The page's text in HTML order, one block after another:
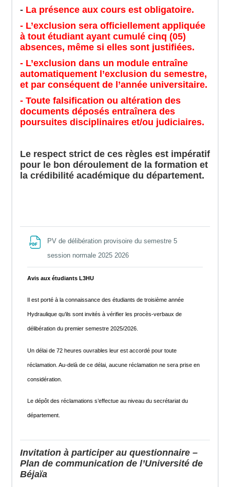
- La présence aux cours est obligatoire.
- L’exclusion sera officiellement appliquée
à tout étudiant ayant cumulé cinq (05)
absences, même si elles sont justifiées.
- L’exclusion dans un module entraîne
automatiquement l’exclusion du semestre,
et par conséquent de l’année universitaire.
- Toute falsification ou altération des
documents déposés entraînera des
poursuites disciplinaires et/ou judiciaires.
Le respect strict de ces règles est impératif
pour le bon déroulement de la formation et
la crédibilité académique du département.
PV de délibération provisoire du semestre 5
session normale 2025 2026
Avis aux étudiants L3HU
Il est porté à la connaissance des étudiants de troisième année
Hydraulique qu’ils sont invités à vérifier les procès-verbaux de
délibération du premier semestre 2025/2026.
Un délai de 72 heures ouvrables leur est accordé pour toute
réclamation. Au-delà de ce délai, aucune réclamation ne sera prise en
considération.
Le dépôt des réclamations s’effectue au niveau du secrétariat du
département.
Invitation à participer au questionnaire –
Plan de communication de l’Université de
Béjaïa